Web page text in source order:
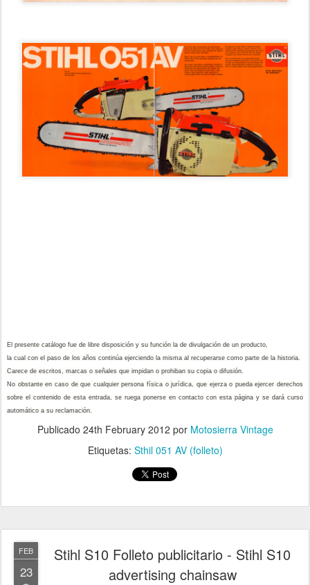
El presente catálogo fue de libre disposición y su función la de divulgación de un producto,
la cual con el paso de los años continúa ejerciendo la misma al recuperarse como parte de la historia.
Carece de escritos, marcas o señales que impidan o prohiban su copia o difusión.
No obstante en caso de que cualquier persona física o jurídica, que ejerza o pueda ejercer derechos
sobre el contenido de esta entrada, se ruega ponerse en contacto con esta página y se dará curso
automático a su reclamación.
Publicado 24th February 2012 por Motosierra Vintage
Etiquetas: Sthil 051 AV (folleto)
FEB
23
Stihl S10 Folleto publicitario - Stihl S10
advertising chainsaw